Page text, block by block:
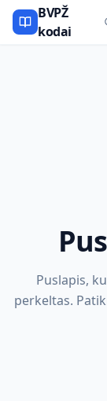
BVPŽ
kodai
Puslapis,
perkeltas.